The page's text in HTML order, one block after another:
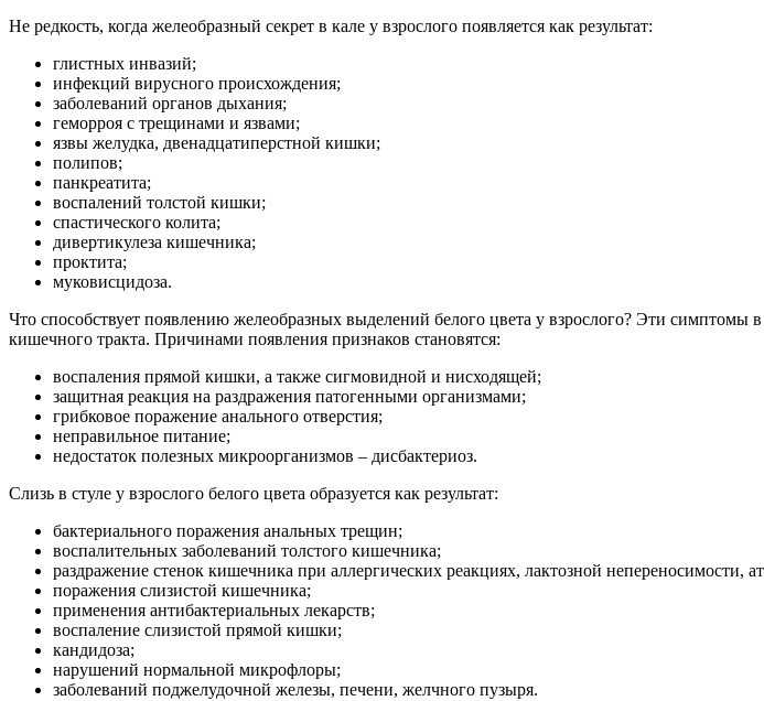
Не редкость, когда желеобразный секрет в кале у взрослого появляется как результат:
глистных инвазий;
инфекций вирусного происхождения;
заболеваний органов дыхания;
геморроя с трещинами и язвами;
язвы желудка, двенадцатиперстной кишки;
полипов;
панкреатита;
воспалений толстой кишки;
спастического колита;
дивертикулеза кишечника;
проктита;
муковисцидоза.
Что способствует появлению желеобразных выделений белого цвета у взрослого? Эти симптомы
кишечного тракта. Причинами появления признаков становятся:
воспаления прямой кишки, а также сигмовидной и нисходящей;
защитная реакция на раздражения патогенными организмами;
грибковое поражение анального отверстия;
неправильное питание;
недостаток полезных микроорганизмов – дисбактериоз.
Слизь в стуле у взрослого белого цвета образуется как результат:
бактериального поражения анальных трещин;
воспалительных заболеваний толстого кишечника;
раздражение стенок кишечника при аллергических реакциях, лактозной непереносимости,
поражения слизистой кишечника;
применения антибактериальных лекарств;
воспаление слизистой прямой кишки;
кандидоза;
нарушений нормальной микрофлоры;
заболеваний поджелудочной железы, печени, желчного пузыря.